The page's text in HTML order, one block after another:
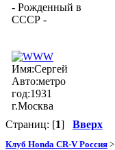
- Рожденный в
СССР -
Имя:Сергей
Авто:метро
год:1931
г.Москва
Страниц: [1] Вверх
Клуб Honda CR-V Россия >